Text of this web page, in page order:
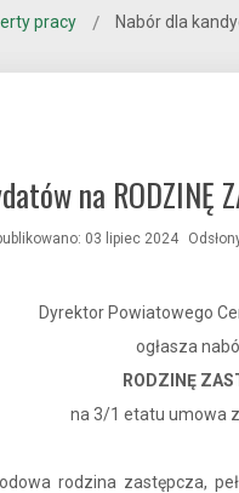
pracy Nabór dla
na RODZINĘ
03 lipiec 2024
Dyrektor Powiatowego
ogłasza
RODZINĘ
na 3/1 etatu umowa
rodzina zastępcza,